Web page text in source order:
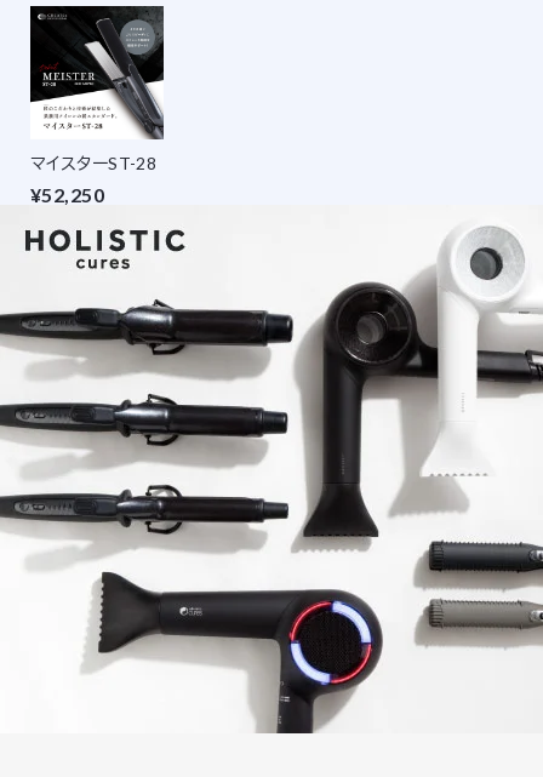
マイスターST-28
¥52,250